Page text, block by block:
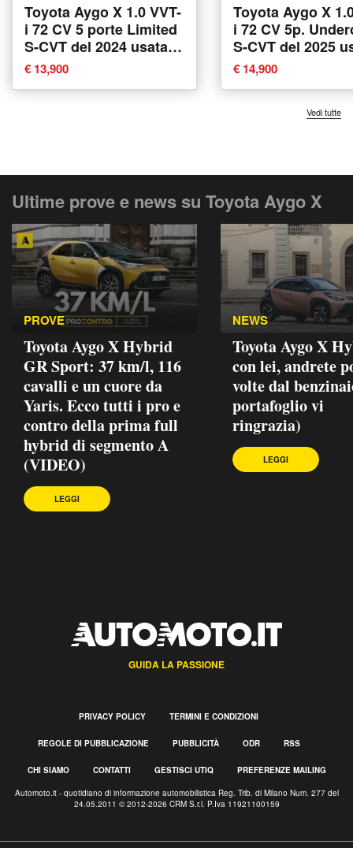
Toyota Aygo X 1.0 VVT-
i 72 CV 5 porte Limited
S-CVT del 2024 usata a
Verona
€ 13,900
Toyota Aygo X
i 72 CV 5p.
S-CVT del 2025
Verona
€ 14,900
Vedi tutte
Ultime prove e news su Toyota Aygo X
PROVE
Toyota Aygo X Hybrid
GR Sport: 37 km/l, 116
cavalli e un cuore da
Yaris. Ecco tutti i pro e
contro della prima full
hybrid di segmento A
(VIDEO)
LEGGI
NEWS
Toyota Aygo X
con lei, andrete
volte dal
portafoglio vi
ringrazia)
LEGGI
GUIDA LA PASSIONE
PRIVACY POLICY TERMINI E CONDIZIONI
REGOLE DI PUBBLICAZIONE PUBBLICITÀ ODR RSS
CHI SIAMO CONTATTI GESTISCI UTIQ PREFERENZE MAILING
Automoto.it - quotidiano di informazione automobilistica Reg. Trib. di Milano Num. 277 del
24.05.2011 © 2012-2026 CRM S.r.l. P.Iva 11921100159